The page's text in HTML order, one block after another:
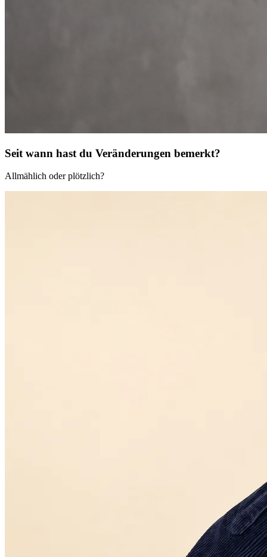
Seit wann hast du Veränderungen bemerkt?
Allmählich oder plötzlich?